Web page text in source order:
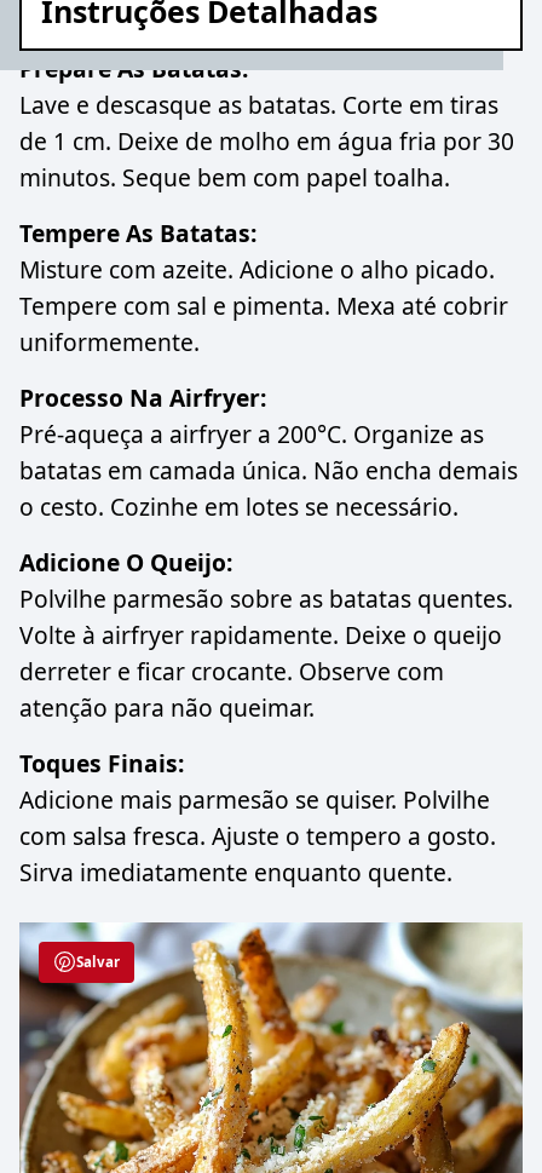
Instruções Detalhadas
Prepare As Batatas:
Lave e descasque as batatas. Corte em tiras
de 1 cm. Deixe de molho em água fria por 30
minutos. Seque bem com papel toalha.
Tempere As Batatas:
Misture com azeite. Adicione o alho picado.
Tempere com sal e pimenta. Mexa até cobrir
uniformemente.
Processo Na Airfryer:
Pré-aqueça a airfryer a 200°C. Organize as
batatas em camada única. Não encha demais
o cesto. Cozinhe em lotes se necessário.
Adicione O Queijo:
Polvilhe parmesão sobre as batatas quentes.
Volte à airfryer rapidamente. Deixe o queijo
derreter e ficar crocante. Observe com
atenção para não queimar.
Toques Finais:
Adicione mais parmesão se quiser. Polvilhe
com salsa fresca. Ajuste o tempero a gosto.
Sirva imediatamente enquanto quente.
Salvar